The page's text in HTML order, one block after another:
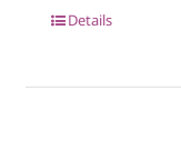
Details